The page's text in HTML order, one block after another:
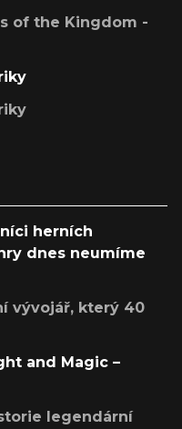
of the Kingdom -
herních
dnes neumíme
vývojář, který 40
and Magic –
legendární